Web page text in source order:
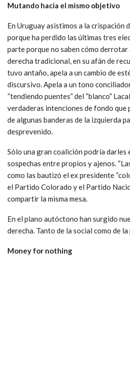
Mutando hacia el mismo objetivo
En Uruguay asistimos a la crispación
porque ha perdido las últimas tres
parte porque no saben cómo derrotar
derecha tradicional, en su afán de
tuvo antaño, apela a un cambio de
discursivo. Apela a un tono
“tendiendo puentes” del “blanco”
verdaderas intenciones de fondo que
de algunas banderas de la izquierda
desprevenido.
Sólo una gran coalición podría
sospechas entre propios y ajenos.
como las bautizó el ex presidente
el Partido Colorado y el Partido
compartir la misma mesa.
En el plano autóctono han surgido
derecha. Tanto de la social como de la
Money for nothing